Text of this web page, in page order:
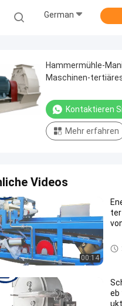
German
Hammermühle-
Maschinen-
Kontaktieren
Mehr erfahren
Videos
00:14
eb